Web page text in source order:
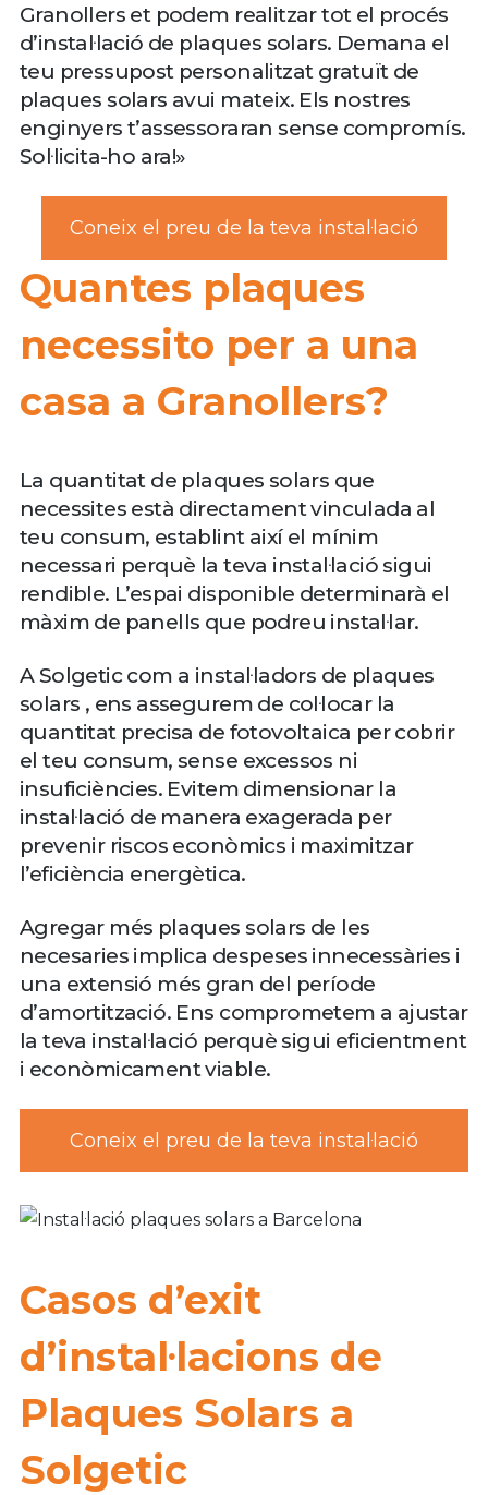
Granollers et podem realitzar tot el procés
d’instal·lació de plaques solars. Demana el
teu pressupost personalitzat gratuït de
plaques solars avui mateix. Els nostres
enginyers t’assessoraran sense compromís.
Sol·licita-ho ara!»
Coneix el preu de la teva instal·lació
Quantes plaques
necessito per a una
casa a Granollers?
La quantitat de plaques solars que
necessites està directament vinculada al
teu consum, establint així el mínim
necessari perquè la teva instal·lació sigui
rendible. L’espai disponible determinarà el
màxim de panells que podreu instal·lar.
A Solgetic com a instal·ladors de plaques
solars , ens assegurem de col·locar la
quantitat precisa de fotovoltaica per cobrir
el teu consum, sense excessos ni
insuficiències. Evitem dimensionar la
instal·lació de manera exagerada per
prevenir riscos econòmics i maximitzar
l’eficiència energètica.
Agregar més plaques solars de les
necesaries implica despeses innecessàries i
una extensió més gran del període
d’amortització. Ens comprometem a ajustar
la teva instal·lació perquè sigui eficientment
i econòmicament viable.
Coneix el preu de la teva instal·lació
Casos d’exit
d’instal·lacions de
Plaques Solars a
Solgetic